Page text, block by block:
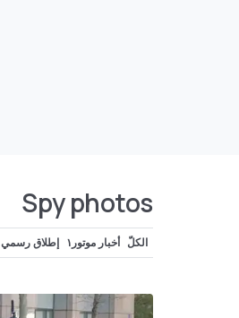
Spy photos
الكلّ أخبار موتور١ إطلاق رسمي